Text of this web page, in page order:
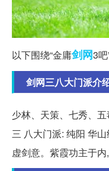
以下围绕“金庸剑网3
剑网三八大门派介
少林、天策、七秀、
三 八大门派: 纯阳 华
虚剑意。紫霞功主于